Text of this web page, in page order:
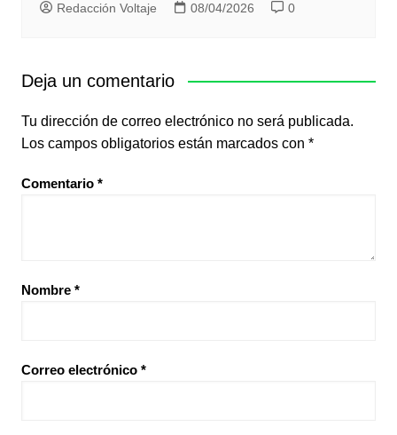
Redacción Voltaje 08/04/2026 0
Deja un comentario
Tu dirección de correo electrónico no será publicada.
Los campos obligatorios están marcados con *
Comentario *
Nombre *
Correo electrónico *